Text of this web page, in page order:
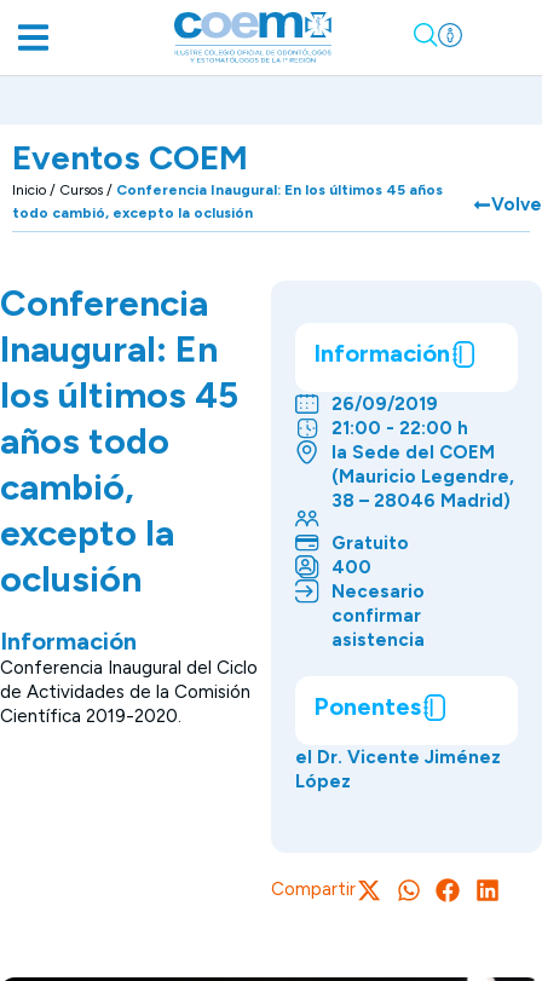
Eventos COEM
Inicio / Cursos / Conferencia Inaugural: En los últimos 45 años
todo cambió, excepto la oclusión
Conferencia
Inaugural: En
los últimos 45
años todo
cambió,
excepto la
oclusión
Información
Conferencia Inaugural del Ciclo
de Actividades de la Comisión
Científica 2019-2020.
Información
26/09/2019
21:00 - 22:00 h
la Sede del COEM
(Mauricio Legendre,
38 – 28046 Madrid)
Gratuito
400
Necesario
confirmar
asistencia
Ponentes
el Dr. Vicente Jiménez
López
Compartir